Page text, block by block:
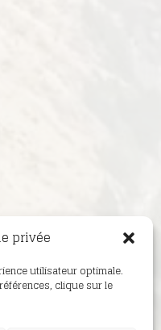
privée
utilisateur optimale.
clique sur le